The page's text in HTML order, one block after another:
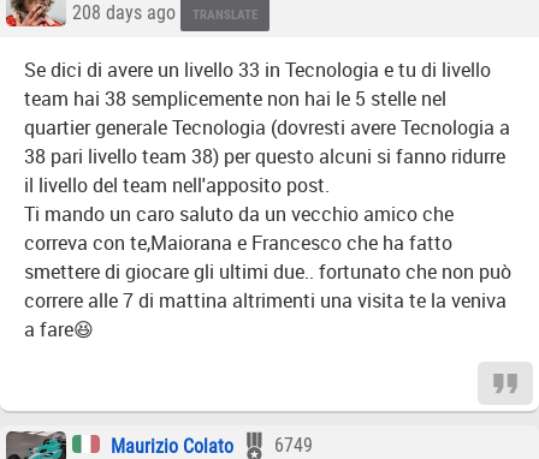
208 days ago
TRANSLATE
Se dici di avere un livello 33 in Tecnologia e tu di livello
team hai 38 semplicemente non hai le 5 stelle nel
quartier generale Tecnologia (dovresti avere Tecnologia a
38 pari livello team 38) per questo alcuni si fanno ridurre
il livello del team nell'apposito post.
Ti mando un caro saluto da un vecchio amico che
correva con te,Maiorana e Francesco che ha fatto
smettere di giocare gli ultimi due.. fortunato che non può
correre alle 7 di mattina altrimenti una visita te la veniva
a fare😆
Maurizio Colato
6749